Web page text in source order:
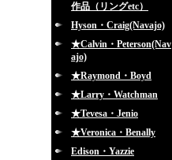
作品（リングetc）
Hyson・Craig(Navajo)
★Calvin・Peterson(Nav
ajo)
★Raymond・Boyd
★Larry・Watchman
★Tevesa・Jenio
★Veronica・Benally
Edison・Yazzie